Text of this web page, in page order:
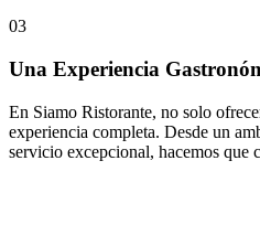
03
Una Experiencia
En Siamo Ristorante, no solo
experiencia completa. Desde un
servicio excepcional, hacemos que